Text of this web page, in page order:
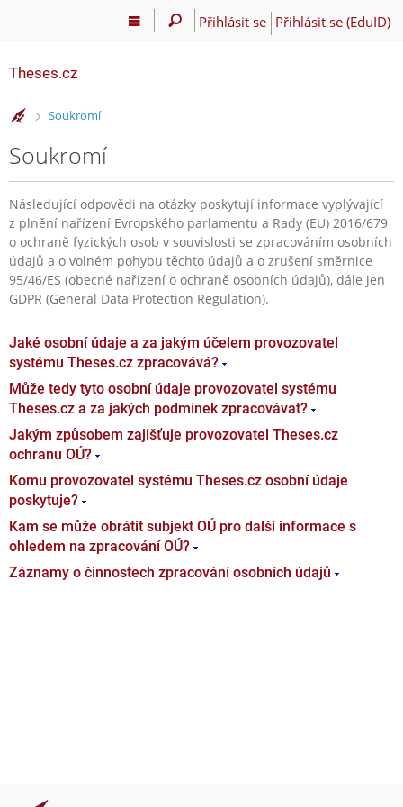
Přihlásit se Přihlásit se (EduID)
Theses.cz
>
Soukromí
Soukromí
Následující odpovědi na otázky poskytují informace vyplývající
z plnění nařízení Evropského parlamentu a Rady (EU) 2016/679
o ochraně fyzických osob v souvislosti se zpracováním osobních
údajů a o volném pohybu těchto údajů a o zrušení směrnice
95/46/ES (obecné nařízení o ochraně osobních údajů), dále jen
GDPR (General Data Protection Regulation).
Jaké osobní údaje a za jakým účelem provozovatel
systému Theses.cz zpracovává?
Může tedy tyto osobní údaje provozovatel systému
Theses.cz a za jakých podmínek zpracovávat?
Jakým způsobem zajišťuje provozovatel Theses.cz
ochranu OÚ?
Komu provozovatel systému Theses.cz osobní údaje
poskytuje?
Kam se může obrátit subjekt OÚ pro další informace s
ohledem na zpracování OÚ?
Záznamy o činnostech zpracování osobních údajů